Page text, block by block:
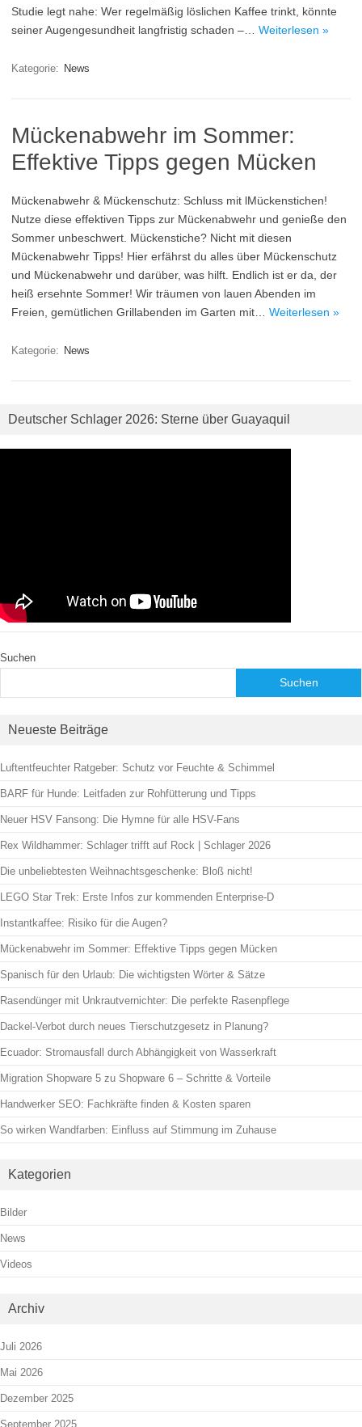
Studie legt nahe: Wer regelmäßig löslichen Kaffee trinkt, könnte
seiner Augengesundheit langfristig schaden –… Weiterlesen »
Kategorie: News
Mückenabwehr im Sommer:
Effektive Tipps gegen Mücken
Mückenabwehr & Mückenschutz: Schluss mit lMückenstichen!
Nutze diese effektiven Tipps zur Mückenabwehr und genieße den
Sommer unbeschwert. Mückenstiche? Nicht mit diesen
Mückenabwehr Tipps! Hier erfährst du alles über Mückenschutz
und Mückenabwehr und darüber, was hilft. Endlich ist er da, der
heiß ersehnte Sommer! Wir träumen von lauen Abenden im
Freien, gemütlichen Grillabenden im Garten mit… Weiterlesen »
Kategorie: News
Deutscher Schlager 2026: Sterne über Guayaquil
Suchen
Suchen
Neueste Beiträge
Luftentfeuchter Ratgeber: Schutz vor Feuchte & Schimmel
BARF für Hunde: Leitfaden zur Rohfütterung und Tipps
Neuer HSV Fansong: Die Hymne für alle HSV-Fans
Rex Wildhammer: Schlager trifft auf Rock | Schlager 2026
Die unbeliebtesten Weihnachtsgeschenke: Bloß nicht!
LEGO Star Trek: Erste Infos zur kommenden Enterprise‑D
Instantkaffee: Risiko für die Augen?
Mückenabwehr im Sommer: Effektive Tipps gegen Mücken
Spanisch für den Urlaub: Die wichtigsten Wörter & Sätze
Rasendünger mit Unkrautvernichter: Die perfekte Rasenpflege
Dackel-Verbot durch neues Tierschutzgesetz in Planung?
Ecuador: Stromausfall durch Abhängigkeit von Wasserkraft
Migration Shopware 5 zu Shopware 6 – Schritte & Vorteile
Handwerker SEO: Fachkräfte finden & Kosten sparen
So wirken Wandfarben: Einfluss auf Stimmung im Zuhause
Kategorien
Bilder
News
Videos
Archiv
Juli 2026
Mai 2026
Dezember 2025
September 2025